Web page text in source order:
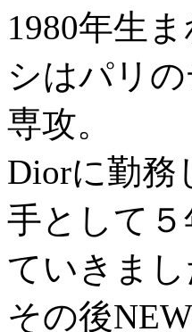
1980年生
シはパリ
専攻。
Diorに勤務
手として
ていきまし
その後